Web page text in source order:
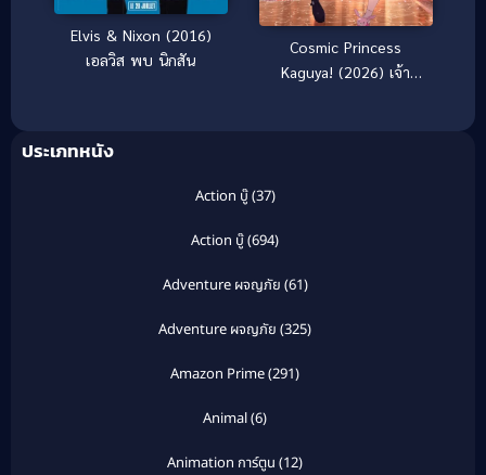
Elvis & Nixon (2016)
เอลวิส พบ นิกสัน
Cosmic Princess
Kaguya! (2026) เจ้า
ประเภทหนัง
Action บู๊(37)
Action บู๊(694)
Adventure ผจญภัย (61)
Adventure ผจญภัย (325)
Amazon Prime(291)
Animal(6)
Animation การ์ตูน (12)